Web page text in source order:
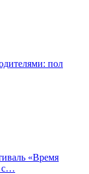
пол
«Время
с…